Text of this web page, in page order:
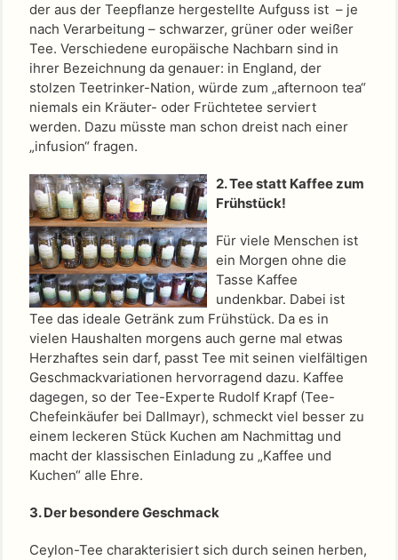
der aus der Teepflanze hergestellte Aufguss ist – je
nach Verarbeitung – schwarzer, grüner oder weißer
Tee. Verschiedene europäische Nachbarn sind in
ihrer Bezeichnung da genauer: in England, der
stolzen Teetrinker-Nation, würde zum „afternoon tea“
niemals ein Kräuter- oder Früchtetee serviert
werden. Dazu müsste man schon dreist nach einer
„infusion“ fragen.
2. Tee statt Kaffee zum
Frühstück!
Für viele Menschen ist
ein Morgen ohne die
Tasse Kaffee
undenkbar. Dabei ist
Tee das ideale Getränk zum Frühstück. Da es in
vielen Haushalten morgens auch gerne mal etwas
Herzhaftes sein darf, passt Tee mit seinen vielfältigen
Geschmackvariationen hervorragend dazu. Kaffee
dagegen, so der Tee-Experte Rudolf Krapf (Tee-
Chefeinkäufer bei Dallmayr), schmeckt viel besser zu
einem leckeren Stück Kuchen am Nachmittag und
macht der klassischen Einladung zu „Kaffee und
Kuchen“ alle Ehre.
3. Der besondere Geschmack
Ceylon-Tee charakterisiert sich durch seinen herben,